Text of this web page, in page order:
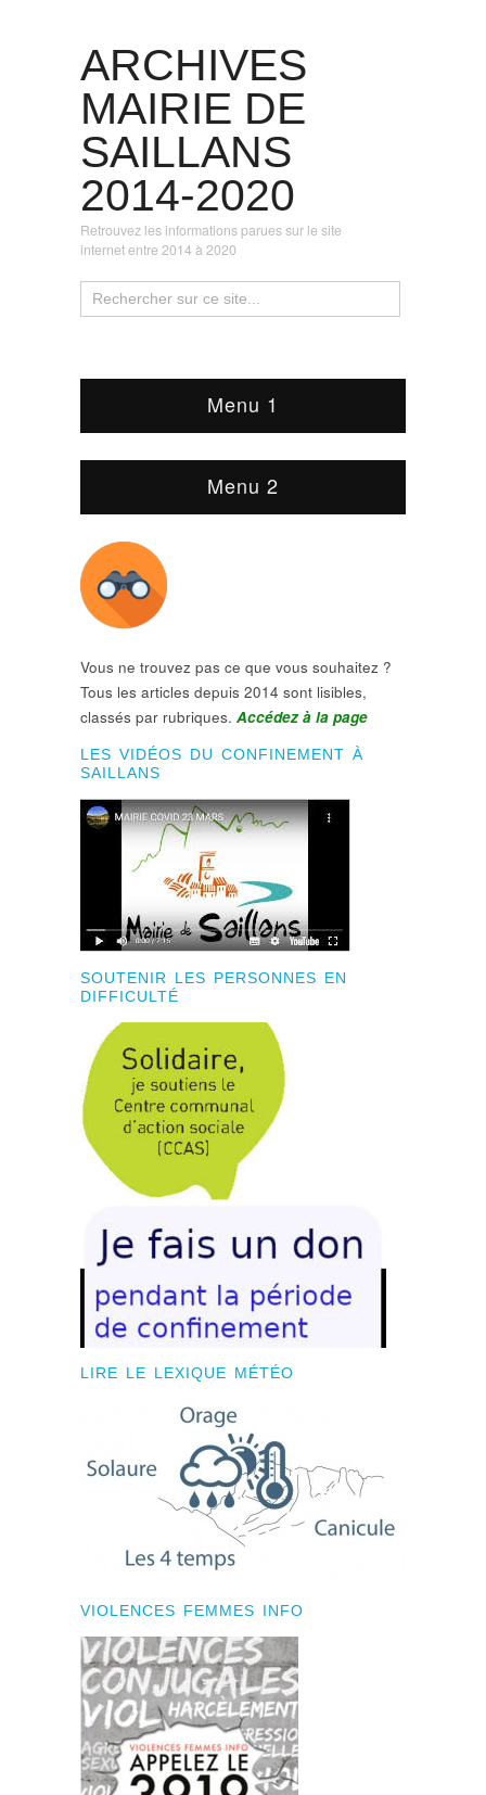
ARCHIVES
MAIRIE DE
SAILLANS
2014-2020
Retrouvez les informations parues sur le site
internet entre 2014 à 2020
Menu 1
Menu 2
Vous ne trouvez pas ce que vous souhaitez ?
Tous les articles depuis 2014 sont lisibles,
classés par rubriques. Accédez à la page
LES VIDÉOS DU CONFINEMENT À
SAILLANS
SOUTENIR LES PERSONNES EN
DIFFICULTÉ
LIRE LE LEXIQUE MÉTÉO
VIOLENCES FEMMES INFO